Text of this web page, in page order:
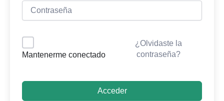
Mantenerme conectado
¿Olvidaste la
contraseña?
Acceder